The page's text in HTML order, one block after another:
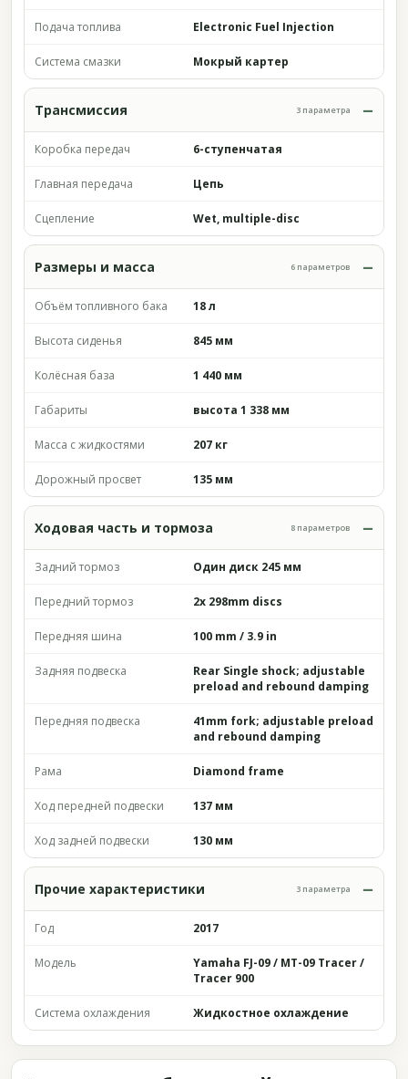
Подача топлива Electronic Fuel Injection
Система смазки Мокрый картер
Трансмиссия 3 параметра
Коробка передач 6-ступенчатая
Главная передача Цепь
Сцепление Wet, multiple-disc
Размеры и масса 6 параметров
Объём топливного бака 18 л
Высота сиденья 845 мм
Колёсная база 1 440 мм
Габариты высота 1 338 мм
Масса с жидкостями 207 кг
Дорожный просвет 135 мм
Ходовая часть и тормоза 8 параметров
Задний тормоз Один диск 245 мм
Передний тормоз 2x 298mm discs
Передняя шина 100 mm / 3.9 in
Задняя подвеска
Rear Single shock; adjustable
preload and rebound damping
Передняя подвеска
41mm fork; adjustable preload
and rebound damping
Рама Diamond frame
Ход передней подвески 137 мм
Ход задней подвески 130 мм
Прочие характеристики 3 параметра
Год 2017
Модель
Yamaha FJ-09 / MT-09 Tracer /
Tracer 900
Система охлаждения Жидкостное охлаждение